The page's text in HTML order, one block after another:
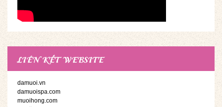
LIÊN KẾT WEBSITE
damuoi.vn
damuoispa.com
muoihong.com